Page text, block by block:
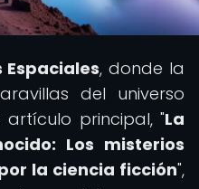
Espaciales, donde la
del universo
principal, "La
Los misterios
la ciencia ficción",